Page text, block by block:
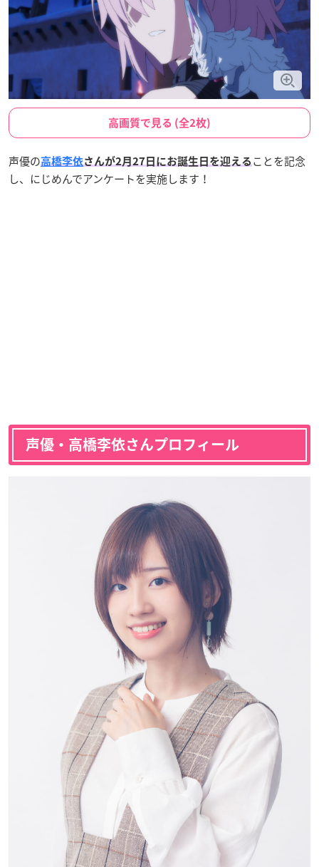
高画質で見る (全2枚)
声優の高橋李依さんが2月27日にお誕生日を迎える ことを記念
し、にじめんでアンケートを実施します！
声優・高橋李依さんプロフィール